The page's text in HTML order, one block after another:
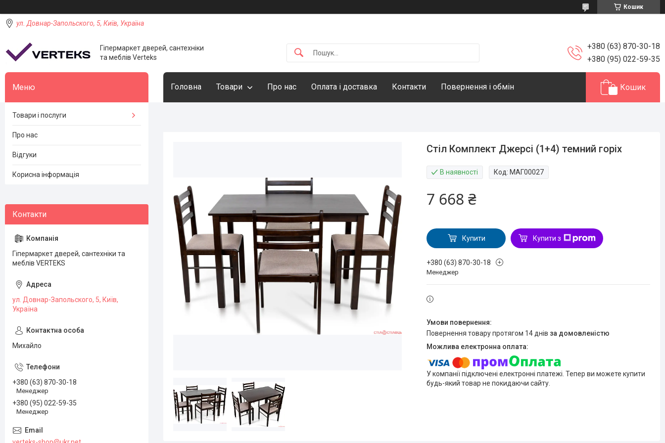
Кошик
ул. Довнар-Запольского, 5, Київ, Україна
Гіпермаркет дверей, сантехніки
та меблів Verteks
+380 (63) 870-30-18
+380 (95) 022-59-35
Головна Товари Про нас Оплата і доставка Контакти Повернення і обмін Кошик
Стіл Комплект Джерсі (1+4) темний горіх
В наявності Код: МАГ00027
7 668 ₴
Купити Купити з
+380 (63) 870-30-18
Менеджер
повернення товару протягом 14 днів за домовленістю
У компанії підключені електронні платежі. Тепер ви можете купити
будь-який товар не покидаючи сайту.
Товари і послуги
Про нас
Відгуки
Корисна інформація
Гіпермаркет дверей, сантехніки та
меблів VERTEKS
ул. Довнар-Запольского, 5, Київ,
Україна
Михайло
+380 (63) 870-30-18
Менеджер
+380 (95) 022-59-35
Менеджер